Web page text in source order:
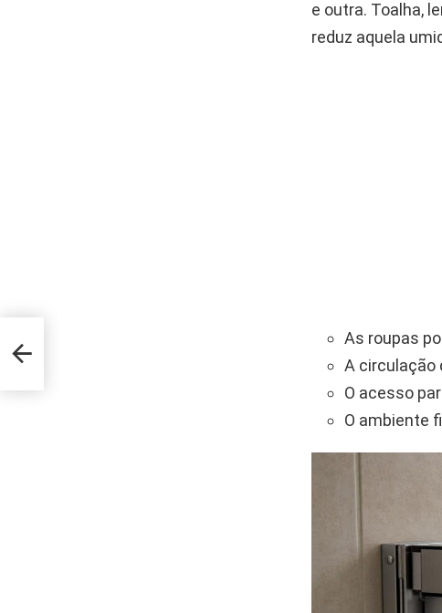
e outra. Toalha,
reduz aquela
As roupas
A circulação
O acesso
O ambiente